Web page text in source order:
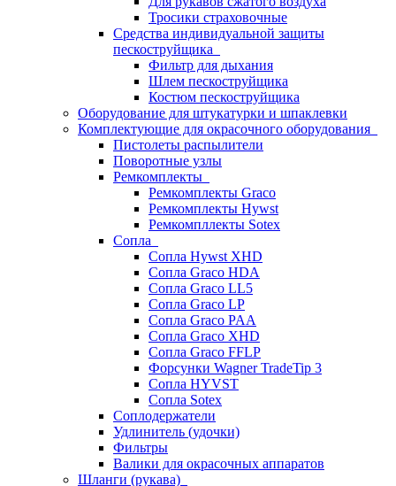
Тросики страховочные
Средства индивидуальной защиты
пескоструйщика
Фильтр для дыхания
Шлем пескоструйщика
Костюм пескоструйщика
Оборудование для штукатурки и шпаклевки
Комплектующие для окрасочного оборудования
Пистолеты распылители
Поворотные узлы
Ремкомплекты
Ремкомплекты Graco
Ремкомплекты Hywst
Ремкомпллекты Sotex
Сопла
Сопла Hywst XHD
Сопла Graco HDA
Сопла Graco LL5
Сопла Graco LP
Сопла Graco PAA
Сопла Graco XHD
Сопла Graco FFLP
Форсунки Wagner TradeTip 3
Сопла HYVST
Сопла Sotex
Соплодержатели
Удлинитель (удочки)
Фильтры
Валики для окрасочных аппаратов
Шланги (рукава)